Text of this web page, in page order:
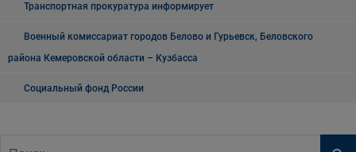
Транспортная прокуратура информирует
Военный комиссариат городов Белово и Гурьевск, Беловского
района Кемеровской области – Кузбасса
Социальный фонд России